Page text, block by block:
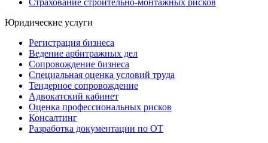
Страхование строительно-монтажных рисков
Юридические услуги
Регистрация бизнеса
Ведение арбитражных дел
Сопровождение бизнеса
Специальная оценка условий труда
Тендерное сопровождение
Адвокатский кабинет
Оценка профессиональных рисков
Консалтинг
Разработка документации по ОТ